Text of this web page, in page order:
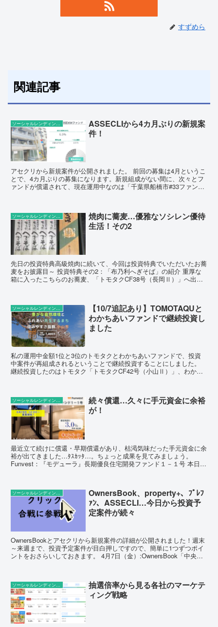
すずめら
関連記事
ソーシャルレンディングの話題
ASSECLIから4カ月ぶりの新規案
件！
アセクリから新規案件が公開されました。 前回の募集は4月というこ
とで、4カ月ぶりの募集になります。新規組成がない間に、次々とフ
ァンドが償還されて、現在運用中なのは「千葉県船橋市#33ファン
ソーシャルレンディングの話題
焼肉に蕎麦…優雅なソシレン優待
生活！その2
先日の投資特典高級焼肉に続いて、今回は投資特典でいただいたお蕎
麦をお披露目～ 投資特典その2：「布乃利へぎそば」の紹介 重厚な
箱に入ったこちらのお蕎麦、「トモタクCF38号（長岡Ⅱ）」へ出資
ソーシャルレンディングの話題
【10/7追記あり】TOMOTAQUと
わかちあいファンドで継続投資し
ました
私の運用中金額1位と3位のトモタクとわかちあいファンドで、投資
中案件が再組成されるということで継続投資することにしました。
継続投資したのはトモタク「トモタクCF42号（小山Ⅱ）」、わかち
ソーシャルレンディングの話題
続々償還…久々に手元資金に余裕
が！
最近立て続けに償還・早期償還があり、枯渇気味だった手元資金に余
裕が出てきました…ﾀｽｶｯﾀ…。ちょっと成果を見てみましょう。
Funvest：『モデューラ』長期優良住宅開発ファンド１－１号 本日償
ソーシャルレンディングの話題
OwnersBook、property+、ﾌﾟﾚﾌ
ｧﾝ、ASSECLI…今日から投資予
定案件が続々
OwnersBookとアセクリから新規案件の詳細が公開されました！週末
～来週まで、投資予定案件が目白押しですので、簡単に1つずつポイ
ントをおさらいしておきます。 4月7日（金）:OwnersBook「中央区
ソーシャルレンディングの話題
抽選倍率から見る各社のマーケテ
ィング戦略